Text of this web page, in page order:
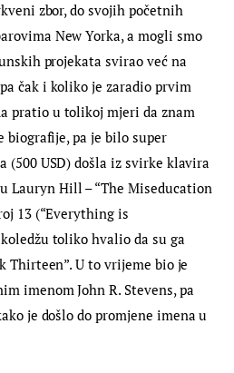
zbor, do svojih početnih
New Yorka, a mogli smo
projekata svirao već na
čak i koliko je zaradio prvim
pratio u tolikoj mjeri da znam
biografije, pa je bilo super
(500 USD) došla iz svirke klavira
Lauryn Hill – “The Miseducation
13 (“Everything is
toliko hvalio da su ga
Thirteen”. U to vrijeme bio je
imenom John R. Stevens, pa
je došlo do promjene imena u